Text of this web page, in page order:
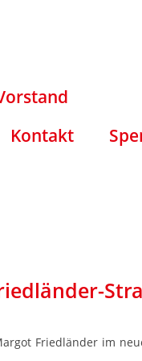
Kontakt
Friedländer im